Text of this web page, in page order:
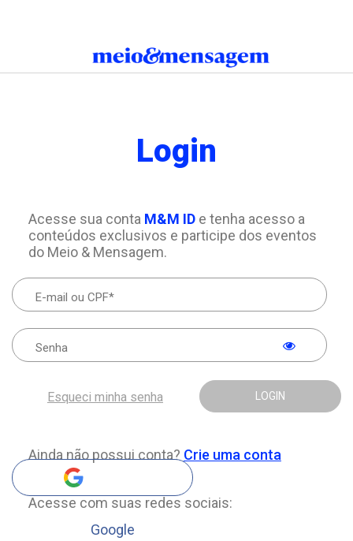
Login
Acesse sua conta M&M IDe tenha acesso a
conteúdos exclusivos e participe dos eventos
do Meio & Mensagem.
LOGIN
Esqueci minha senha
Ainda não possui conta? Crie uma conta
Acesse com suas redes sociais:
Google